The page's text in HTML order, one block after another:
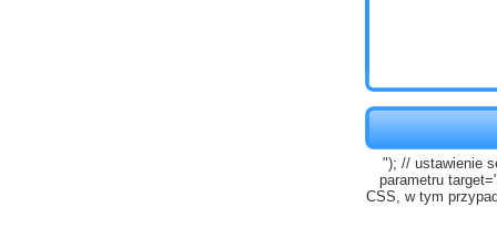
"); // ustawienie
parametru
CSS, w tym